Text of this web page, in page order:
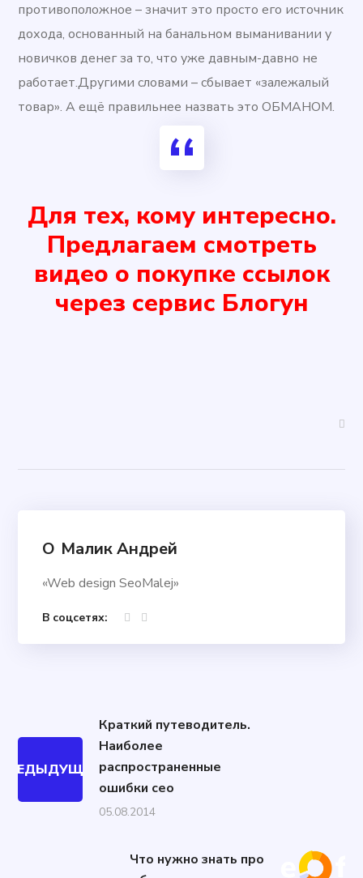
противоположное – значит это просто его источник
дохода, основанный на банальном выманивании у
новичков денег за то, что уже давным-давно не
работает.Другими словами – сбывает «залежалый
товар». А ещё правильнее назвать это ОБМАНОМ.
Для тех, кому интересно.
Предлагаем смотреть
видео о покупке ссылок
через сервис Блогун
О Малик Андрей
«Web design SeoMalej»
В соцсетях:
Краткий путеводитель.
Наиболее
распространенные
ошибки сео
05.08.2014
Что нужно знать про